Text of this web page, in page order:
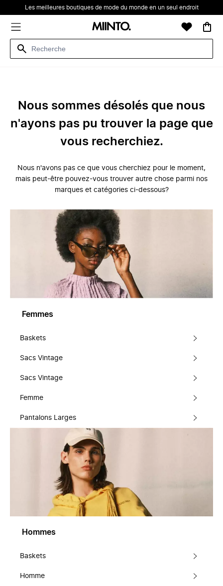
Les meilleures boutiques de mode du monde en un seul endroit
Nous sommes désolés que nous
n'ayons pas pu trouver la page que
vous recherchiez.
Nous n'avons pas ce que vous cherchiez pour le moment,
mais peut-être pouvez-vous trouver autre chose parmi nos
marques et catégories ci-dessous?
Femmes
Baskets
Sacs Vintage
Sacs Vintage
Femme
Pantalons Larges
Hommes
Baskets
Homme